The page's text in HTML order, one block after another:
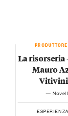
La risorseria
Mauro
—